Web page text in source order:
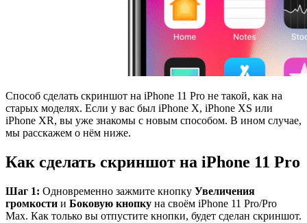
Способ сделать скриншот на iPhone 11 Pro не такой, как на
старых моделях. Если у вас был iPhone X, iPhone XS или
iPhone XR, вы уже знакомы с новым способом. В ином случае,
мы расскажем о нём ниже.
Как сделать скриншот на iPhone 11 Pro
Шаг 1: Одновременно зажмите кнопку Увеличения
громкости и Боковую кнопку на своём iPhone 11 Pro/Pro
Max. Как только вы отпустите кнопки, будет сделан скриншот.